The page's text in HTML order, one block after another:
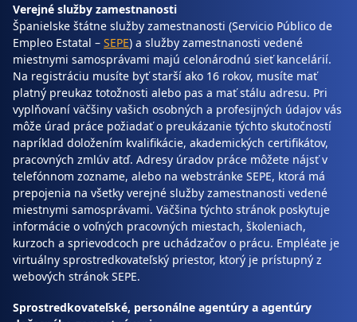
Verejné služby zamestnanosti
Španielske štátne služby zamestnanosti (Servicio Público de
Empleo Estatal – SEPE) a služby zamestnanosti vedené
miestnymi samosprávami majú celonárodnú sieť kancelárií.
Na registráciu musíte byť starší ako 16 rokov, musíte mať
platný preukaz totožnosti alebo pas a mať stálu adresu. Pri
vyplňovaní väčšiny vašich osobných a profesijných údajov vás
môže úrad práce požiadať o preukázanie týchto skutočností
napríklad doložením kvalifikácie, akademických certifikátov,
pracovných zmlúv atď. Adresy úradov práce môžete nájsť v
telefónnom zozname, alebo na webstránke SEPE, ktorá má
prepojenia na všetky verejné služby zamestnanosti vedené
miestnymi samosprávami. Väčšina týchto stránok poskytuje
informácie o voľných pracovných miestach, školeniach,
kurzoch a sprievodcoch pre uchádzačov o prácu. Empléate je
virtuálny sprostredkovateľský priestor, ktorý je prístupný z
webových stránok SEPE.
Sprostredkovateľské, personálne agentúry a agentúry